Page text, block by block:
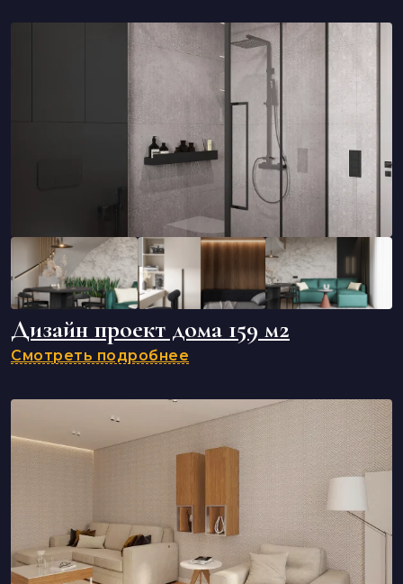
Дизайн проект дома 159 м2
Смотреть подробнее